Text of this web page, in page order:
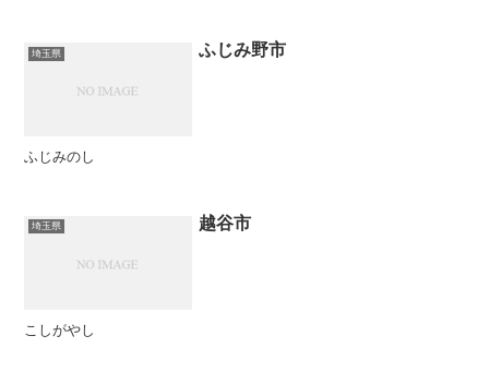
埼玉県 ふじみ野市
ふじみのし
埼玉県 越谷市
こしがやし